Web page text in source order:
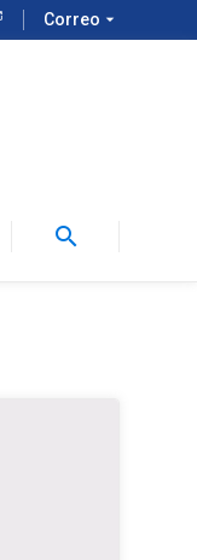
Correo arrow_drop_down
search